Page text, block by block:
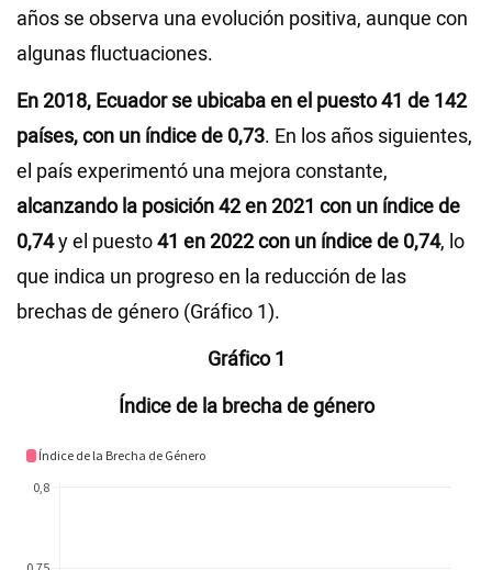
años se observa una evolución positiva, aunque con
algunas fluctuaciones.
En 2018, Ecuador se ubicaba en el puesto 41 de 142
países, con un índice de 0,73. En los años siguientes,
el país experimentó una mejora constante,
alcanzando la posición 42 en 2021 con un índice de
0,74y el puesto41 en 2022 con un índice de 0,74, lo
que indica un progreso en la reducción de las
brechas de género (Gráfico 1).
Gráfico 1
Índice de la brecha de género